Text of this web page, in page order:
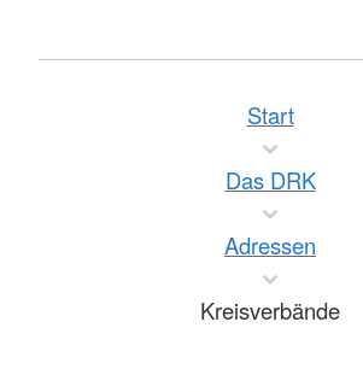
Start
Das DRK
Adressen
Kreisverbände